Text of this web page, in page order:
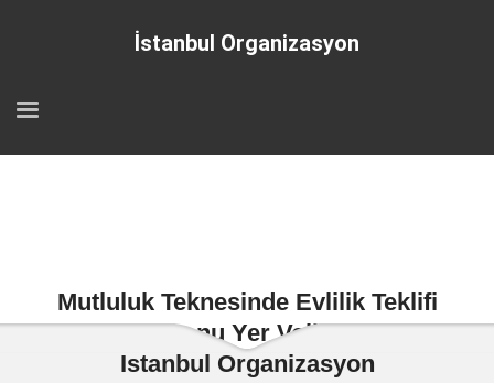
İstanbul Organizasyon
Mutluluk Teknesinde Evlilik Teklifi
Organizasyonu Yer Volkanı Temini
İstanbul Organizasyon